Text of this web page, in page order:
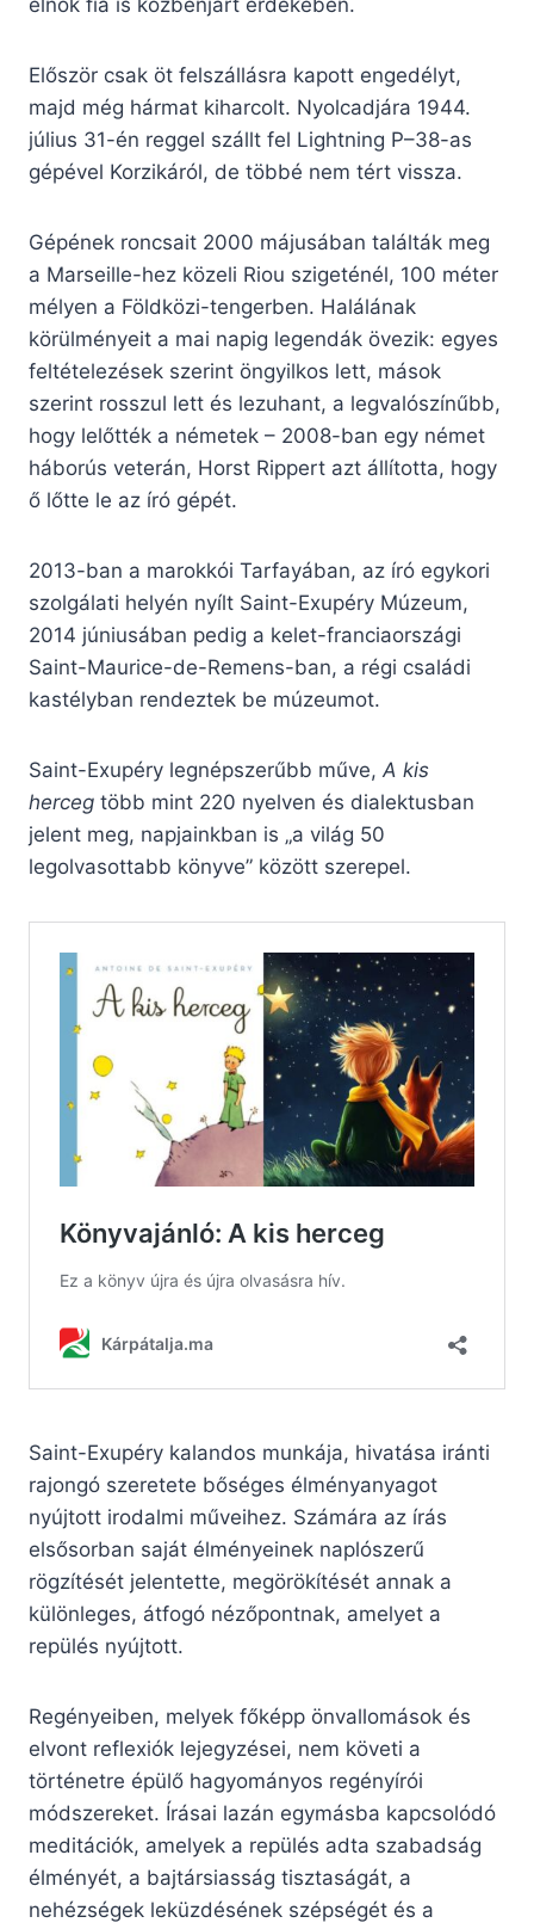
elnök fia is közbenjárt érdekében.
Először csak öt felszállásra kapott engedélyt,
majd még hármat kiharcolt. Nyolcadjára 1944.
július 31-én reggel szállt fel Lightning P–38-as
gépével Korzikáról, de többé nem tért vissza.
Gépének roncsait 2000 májusában találták meg
a Marseille-hez közeli Riou szigeténél, 100 méter
mélyen a Földközi-tengerben. Halálának
körülményeit a mai napig legendák övezik: egyes
feltételezések szerint öngyilkos lett, mások
szerint rosszul lett és lezuhant, a legvalószínűbb,
hogy lelőtték a németek – 2008-ban egy német
háborús veterán, Horst Rippert azt állította, hogy
ő lőtte le az író gépét.
2013-ban a marokkói Tarfayában, az író egykori
szolgálati helyén nyílt Saint-Exupéry Múzeum,
2014 júniusában pedig a kelet-franciaországi
Saint-Maurice-de-Remens-ban, a régi családi
kastélyban rendeztek be múzeumot.
Saint-Exupéry legnépszerűbb műve, A kis
herceg több mint 220 nyelven és dialektusban
jelent meg, napjainkban is „a világ 50
legolvasottabb könyve” között szerepel.
Saint-Exupéry kalandos munkája, hivatása iránti
rajongó szeretete bőséges élményanyagot
nyújtott irodalmi műveihez. Számára az írás
elsősorban saját élményeinek naplószerű
rögzítését jelentette, megörökítését annak a
különleges, átfogó nézőpontnak, amelyet a
repülés nyújtott.
Regényeiben, melyek főképp önvallomások és
elvont reflexiók lejegyzései, nem követi a
történetre épülő hagyományos regényírói
módszereket. Írásai lazán egymásba kapcsolódó
meditációk, amelyek a repülés adta szabadság
élményét, a bajtársiasság tisztaságát, a
nehézségek leküzdésének szépségét és a